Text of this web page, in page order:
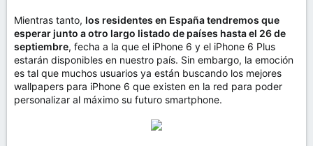
Mientras tanto, los residentes en España tendremos que
esperar junto a otro largo listado de países hasta el 26 de
septiembre, fecha a la que el iPhone 6 y el iPhone 6 Plus
estarán disponibles en nuestro país. Sin embargo, la emoción
es tal que muchos usuarios ya están buscando los mejores
wallpapers para iPhone 6 que existen en la red para poder
personalizar al máximo su futuro smartphone.